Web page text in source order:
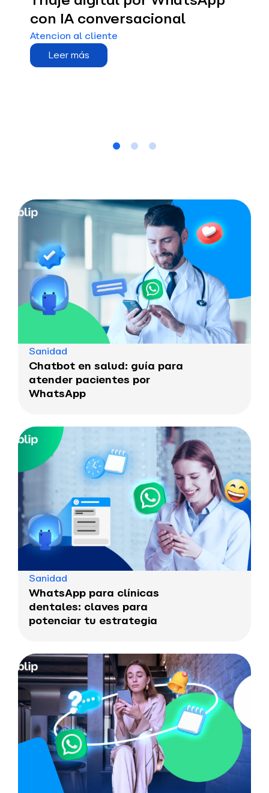
con IA conversacional
Atencion al cliente
Leer más
Sanidad
Chatbot en salud: guía para
atender pacientes por
WhatsApp
Sanidad
WhatsApp para clínicas
dentales: claves para
potenciar tu estrategia